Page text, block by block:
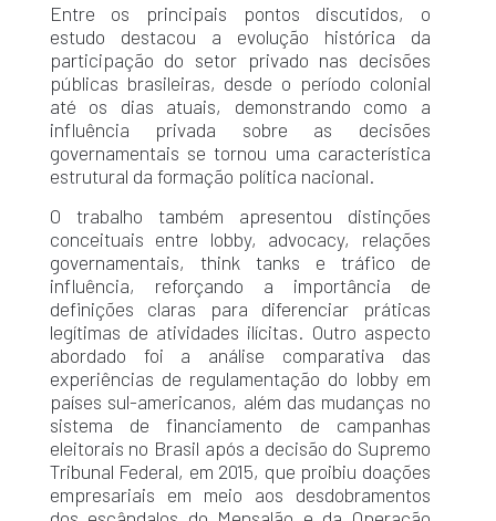
Entre os principais pontos discutidos, o
estudo destacou a evolução histórica da
participação do setor privado nas decisões
públicas brasileiras, desde o período colonial
até os dias atuais, demonstrando como a
influência privada sobre as decisões
governamentais se tornou uma característica
estrutural da formação política nacional.
O trabalho também apresentou distinções
conceituais entre lobby, advocacy, relações
governamentais, think tanks e tráfico de
influência, reforçando a importância de
definições claras para diferenciar práticas
legítimas de atividades ilícitas. Outro aspecto
abordado foi a análise comparativa das
experiências de regulamentação do lobby em
países sul-americanos, além das mudanças no
sistema de financiamento de campanhas
eleitorais no Brasil após a decisão do Supremo
Tribunal Federal, em 2015, que proibiu doações
empresariais em meio aos desdobramentos